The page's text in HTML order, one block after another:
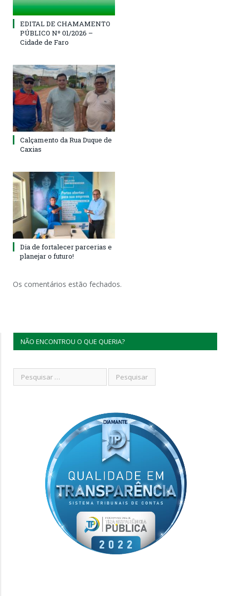
EDITAL DE CHAMAMENTO
PÚBLICO Nº 01/2026 –
Cidade de Faro
Calçamento da Rua Duque de
Caxias
Dia de fortalecer parcerias e
planejar o futuro!
Os comentários estão fechados.
NÃO ENCONTROU O QUE QUERIA?